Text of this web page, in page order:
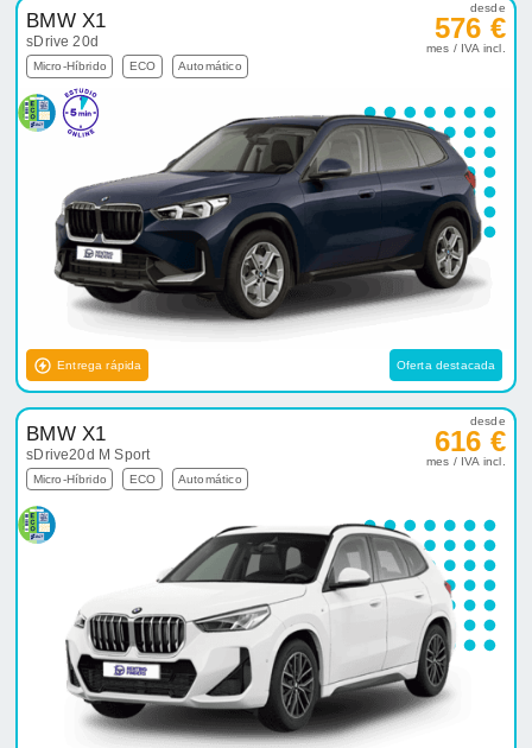
BMW X1
sDrive 20d
Micro-Híbrido ECO Automático
desde
576 €
mes / IVA incl.
Entrega rápida Oferta destacada
BMW X1
sDrive20d M Sport
Micro-Híbrido ECO Automático
desde
616 €
mes / IVA incl.